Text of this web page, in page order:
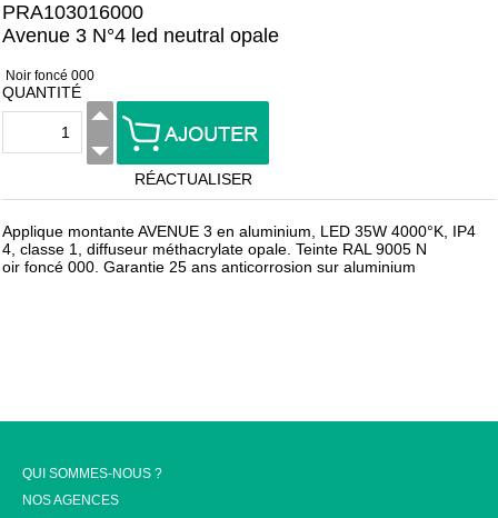
PRA103016000
Avenue 3 N°4 led neutral opale
Noir foncé 000
QUANTITÉ
RÉACTUALISER
Applique montante AVENUE 3 en aluminium, LED 35W 4000°K, IP4
4, classe 1, diffuseur méthacrylate opale. Teinte RAL 9005 N
oir foncé 000. Garantie 25 ans anticorrosion sur aluminium
QUI SOMMES-NOUS ?
NOS AGENCES